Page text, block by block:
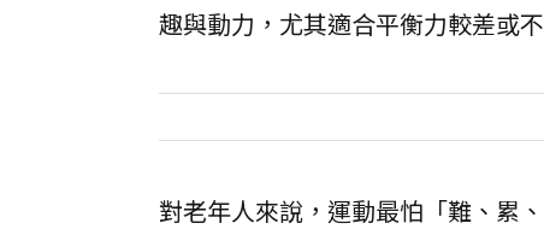
趣與動力，尤其適合平衡力較差或
對老年人來說，運動最怕「難、累